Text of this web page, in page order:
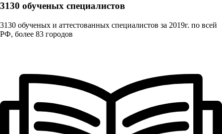
3130 обученых cпециалистов
3130 обученых и аттестованных специалистов за 2019г. по всей
РФ, более 83 городов